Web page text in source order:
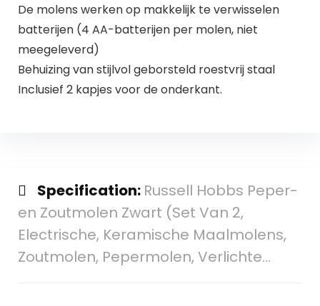
De molens werken op makkelijk te verwisselen
batterijen (4 AA-batterijen per molen, niet
meegeleverd)
Behuizing van stijlvol geborsteld roestvrij staal
Inclusief 2 kapjes voor de onderkant.
Specification: Russell Hobbs Peper-
en Zoutmolen Zwart (Set Van 2,
Electrische, Keramische Maalmolens,
Zoutmolen, Pepermolen, Verlichte…